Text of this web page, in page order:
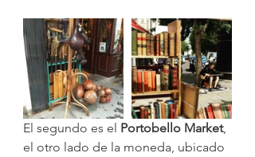
El segundo es el Portobello Market,
el otro lado de la moneda, ubicado